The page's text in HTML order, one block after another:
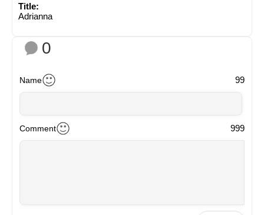
Title:
Adrianna
0
Name 99
Comment 999